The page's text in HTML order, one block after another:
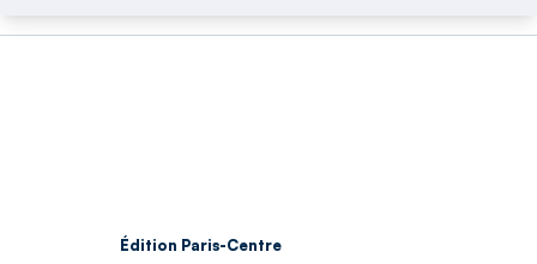
Édition Paris-Centre